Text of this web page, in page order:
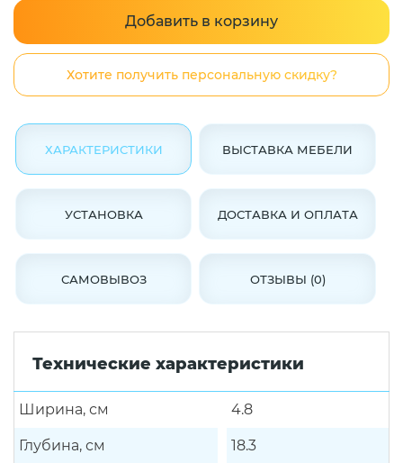
Добавить в корзину
Хотите получить персональную скидку?
ХАРАКТЕРИСТИКИ ВЫСТАВКА МЕБЕЛИ
УСТАНОВКА ДОСТАВКА И ОПЛАТА
САМОВЫВОЗ ОТЗЫВЫ (0)
Технические характеристики
Ширина, см 4.8
Глубина, см 18.3